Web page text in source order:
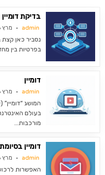
בדיקת דומיין
admin מרץ 16, 2024
נסביר כאן קצת
בפרטיות בין
דומיין
admin מרץ 16, 2024
המושג
בעולם
מורכבות…
דומיין
admin מרץ 16, 2024
האפשרות